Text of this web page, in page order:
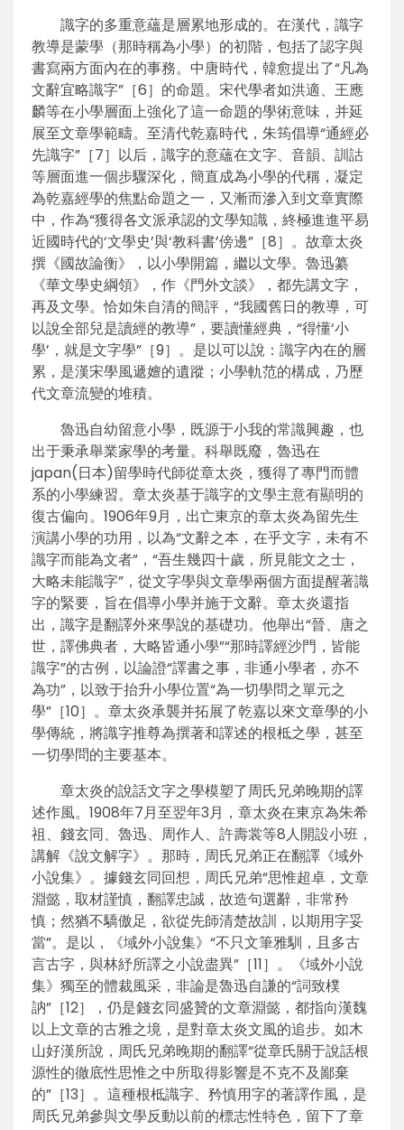
識字的多重意蘊是層累地形成的。在漢代，識字
教導是蒙學（那時稱為小學）的初階，包括了認字與
書寫兩方面內在的事務。中唐時代，韓愈提出了“凡為
文辭宜略識字”［6］的命題。宋代學者如洪適、王應
麟等在小學層面上強化了這一命題的學術意味，并延
展至文章學範疇。至清代乾嘉時代，朱筠倡導“通經必
先識字”［7］以后，識字的意蘊在文字、音韻、訓詁
等層面進一個步驟深化，簡直成為小學的代稱，凝定
為乾嘉經學的焦點命題之一，又漸而滲入到文章實際
中，作為“獲得各文派承認的文學知識，終極進進平易
近國時代的‘文學史’與‘教科書’傍邊”［8］。故章太炎
撰《國故論衡》，以小學開篇，繼以文學。魯迅纂
《華文學史綱領》，作《門外文談》，都先講文字，
再及文學。恰如朱自清的簡評，“我國舊日的教導，可
以說全部兒是讀經的教導”，要讀懂經典，“得懂‘小
學’，就是文字學”［9］。是以可以說：識字內在的層
累，是漢宋學風遞嬗的遺蹤；小學軌范的構成，乃歷
代文章流變的堆積。
魯迅自幼留意小學，既源于小我的常識興趣，也
出于秉承舉業家學的考量。科舉既廢，魯迅在
japan(日本)留學時代師從章太炎，獲得了專門而體
系的小學練習。章太炎基于識字的文學主意有顯明的
復古偏向。1906年9月，出亡東京的章太炎為留先生
演講小學的功用，以為“文辭之本，在乎文字，未有不
識字而能為文者”，“吾生幾四十歲，所見能文之士，
大略未能識字”，從文字學與文章學兩個方面提醒著識
字的緊要，旨在倡導小學并施于文辭。章太炎還指
出，識字是翻譯外來學說的基礎功。他舉出“晉、唐之
世，譯佛典者，大略皆通小學”“那時譯經沙門，皆能
識字”的古例，以論證“譯書之事，非通小學者，亦不
為功”，以致于抬升小學位置“為一切學問之單元之
學”［10］。章太炎承襲并拓展了乾嘉以來文章學的小
學傳統，將識字推尊為撰著和譯述的根柢之學，甚至
一切學問的主要基本。
章太炎的說話文字之學模塑了周氏兄弟晚期的譯
述作風。1908年7月至翌年3月，章太炎在東京為朱希
祖、錢玄同、魯迅、周作人、許壽裳等8人開設小班，
講解《說文解字》。那時，周氏兄弟正在翻譯《域外
小說集》。據錢玄同回想，周氏兄弟“思惟超卓，文章
淵懿，取材謹慎，翻譯忠誠，故造句選辭，非常矜
慎；然猶不驕傲足，欲從先師清楚故訓，以期用字妥
當”。是以，《域外小說集》“不只文筆雅馴，且多古
言古字，與林紓所譯之小說盡異”［11］。《域外小說
集》獨至的體裁風采，非論是魯迅自謙的“詞致樸
訥”［12］，仍是錢玄同盛贊的文章淵懿，都指向漢魏
以上文章的古雅之境，是對章太炎文風的追步。如木
山好漢所說，周氏兄弟晚期的翻譯“從章氏關于說話根
源性的徹底性思惟之中所取得影響是不克不及鄙棄
的”［13］。這種根柢識字、矜慎用字的著譯作風，是
周氏兄弟參與文學反動以前的標志性特色，留下了章